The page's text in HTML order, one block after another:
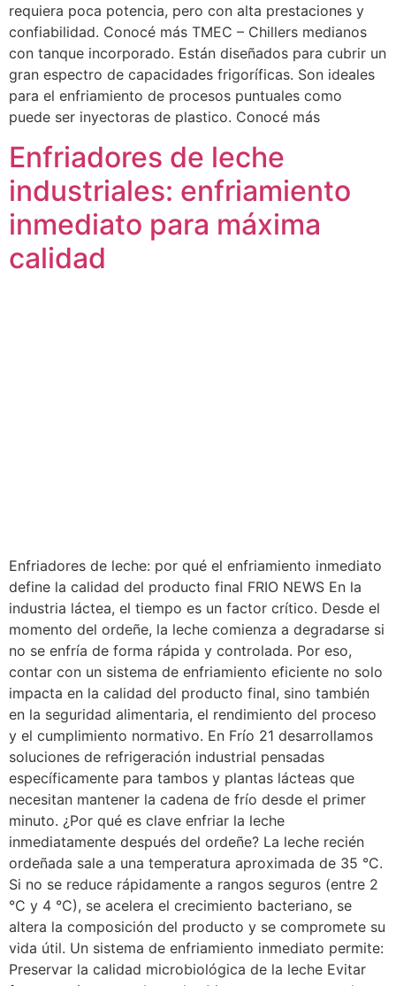
requiera poca potencia, pero con alta prestaciones y
confiabilidad. Conocé más TMEC – Chillers medianos
con tanque incorporado. Están diseñados para cubrir un
gran espectro de capacidades frigoríficas. Son ideales
para el enfriamiento de procesos puntuales como
puede ser inyectoras de plastico. Conocé más
Enfriadores de leche
industriales: enfriamiento
inmediato para máxima
calidad
Enfriadores de leche: por qué el enfriamiento inmediato
define la calidad del producto final FRIO NEWS En la
industria láctea, el tiempo es un factor crítico. Desde el
momento del ordeñe, la leche comienza a degradarse si
no se enfría de forma rápida y controlada. Por eso,
contar con un sistema de enfriamiento eficiente no solo
impacta en la calidad del producto final, sino también
en la seguridad alimentaria, el rendimiento del proceso
y el cumplimiento normativo. En Frío 21 desarrollamos
soluciones de refrigeración industrial pensadas
específicamente para tambos y plantas lácteas que
necesitan mantener la cadena de frío desde el primer
minuto. ¿Por qué es clave enfriar la leche
inmediatamente después del ordeñe? La leche recién
ordeñada sale a una temperatura aproximada de 35 °C.
Si no se reduce rápidamente a rangos seguros (entre 2
°C y 4 °C), se acelera el crecimiento bacteriano, se
altera la composición del producto y se compromete su
vida útil. Un sistema de enfriamiento inmediato permite:
Preservar la calidad microbiológica de la leche Evitar